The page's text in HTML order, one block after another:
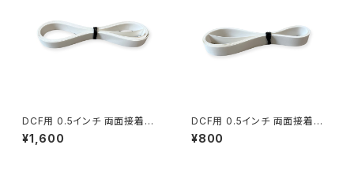
DCF用 0.5インチ 両面接着テ
ープ 3ｍ
¥1,600
DCF用 0.5インチ 両面接着テ
ープ 1.5ｍ
¥800